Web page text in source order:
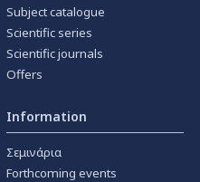
Subject catalogue
Scientific series
Scientific journals
Offers
Information
Σεμινάρια
Forthcoming events